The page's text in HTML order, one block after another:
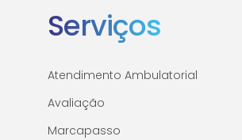
Serviços
Atendimento Ambulatorial
Avaliação
Marcapasso